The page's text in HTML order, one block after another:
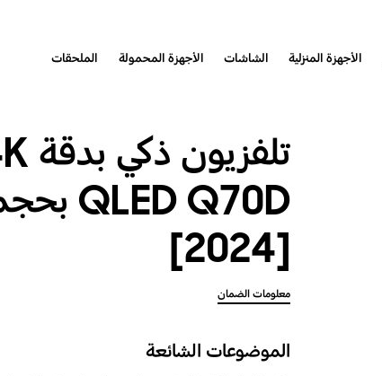
الأجهزة المنزلية الشاشات الأجهزة المحمولة الملحقات
[2024]
معلومات الضمان
الموضوعات الشائعة